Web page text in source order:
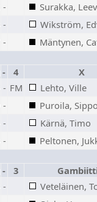
-
Surakka,
-
Wikström,
-
Mäntynen,
- 4
X
- FM
Lehto, Ville
-
Puroila,
-
Kärnä, Timo
-
Peltonen,
- 3
-
Veteläinen,